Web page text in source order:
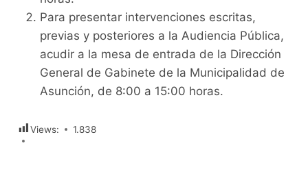
Para presentar intervenciones escritas,
previas y posteriores a la Audiencia Pública,
acudir a la mesa de entrada de la Dirección
General de Gabinete de la Municipalidad de
Asunción, de 8:00 a 15:00 horas.
Views: 1.838